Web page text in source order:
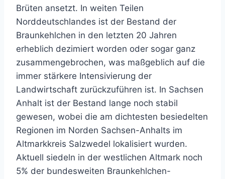
Brüten ansetzt. In weiten Teilen
Norddeutschlandes ist der Bestand der
Braunkehlchen in den letzten 20 Jahren
erheblich dezimiert worden oder sogar ganz
zusammengebrochen, was maßgeblich auf die
immer stärkere Intensivierung der
Landwirtschaft zurückzuführen ist. In Sachsen
Anhalt ist der Bestand lange noch stabil
gewesen, wobei die am dichtesten besiedelten
Regionen im Norden Sachsen-Anhalts im
Altmarkkreis Salzwedel lokalisiert wurden.
Aktuell siedeln in der westlichen Altmark noch
5% der bundesweiten Braunkehlchen-